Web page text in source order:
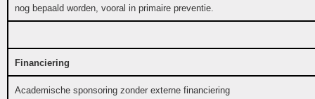
nog bepaald worden, vooral in primaire preventie.
Financiering
Academische sponsoring zonder externe financiering